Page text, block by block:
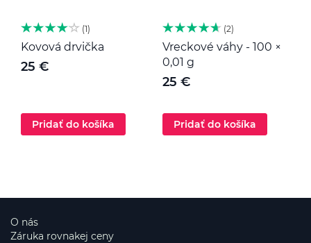
1
Kovová drvička
25 €
Pridať do košíka
2
Vreckové váhy - 100 ×
0,01 g
25 €
Pridať do košíka
O nás
Záruka rovnakej ceny